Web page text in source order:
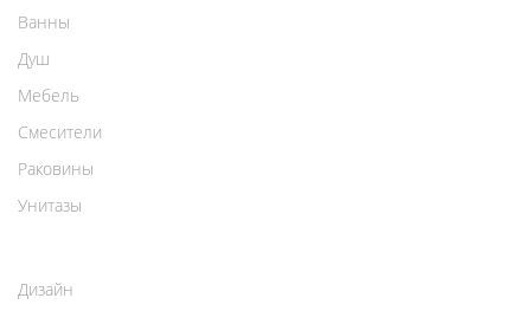
Ванны
Душ
Мебель
Смесители
Раковины
Унитазы
Дизайн